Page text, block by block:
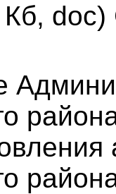
doc)